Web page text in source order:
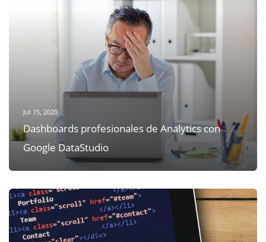
Jul 15, 2020
Dashboards profesionales de Analytics con
Google DataStudio